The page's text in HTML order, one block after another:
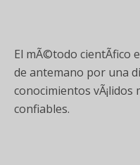
El mÃ©todo cientÃ­fico
de antemano por una
conocimientos
confiables.